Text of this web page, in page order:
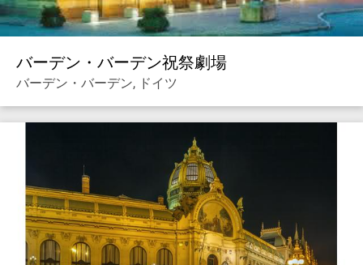
バーデン・バーデン祝祭劇場
バーデン・バーデン, ドイツ